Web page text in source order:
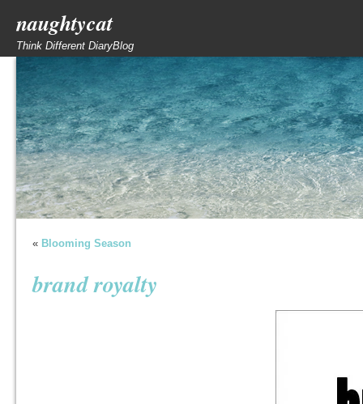
naughtycat
Think Different DiaryBlog
« Blooming Season
brand royalty